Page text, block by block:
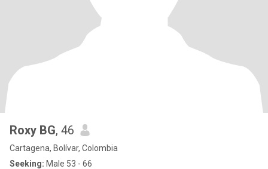
Roxy BG, 46
Cartagena, Bolívar, Colombia
Seeking: Male 53 - 66